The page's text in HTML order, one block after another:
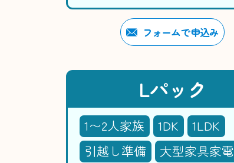
フォームで申込み
Lパック
1〜2人家族 1DK
1LDK
引越し準備
大型家具家電